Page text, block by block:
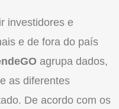
investidores e
e de fora do país
agrupa dados,
as diferentes
De acordo com os